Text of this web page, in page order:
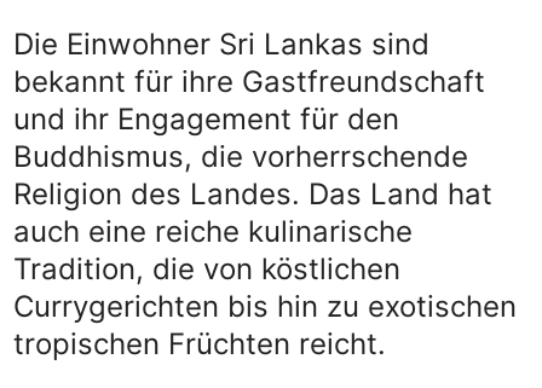
Die Einwohner Sri Lankas sind
bekannt für ihre Gastfreundschaft
und ihr Engagement für den
Buddhismus, die vorherrschende
Religion des Landes. Das Land hat
auch eine reiche kulinarische
Tradition, die von köstlichen
Currygerichten bis hin zu exotischen
tropischen Früchten reicht.